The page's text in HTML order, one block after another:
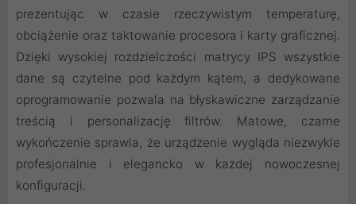
prezentując w czasie rzeczywistym temperaturę,
obciążenie oraz taktowanie procesora i karty graficznej.
Dzięki wysokiej rozdzielczości matrycy IPS wszystkie
dane są czytelne pod każdym kątem, a dedykowane
oprogramowanie pozwala na błyskawiczne zarządzanie
treścią i personalizację filtrów. Matowe, czarne
wykończenie sprawia, że urządzenie wygląda niezwykle
profesjonalnie i elegancko w każdej nowoczesnej
konfiguracji.